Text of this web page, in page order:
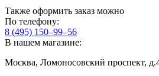
Также оформить заказ можно
По телефону:
8 (495) 150–99–56
В нашем магазине:
Москва, Ломоносовский проспект,